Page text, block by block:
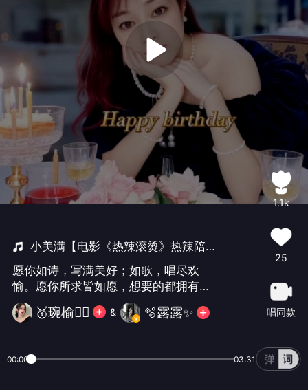
小美满【电影《热辣滚烫》热辣陪伴曲】
愿你如诗，写满美好；如歌，唱尽欢
愉。愿你所求皆如愿，想要的都拥有，
生日快乐！🎁赠送给@🫧露露✨#祝露露
生日快乐#
🥇琬榆🧚‍♀️ & 🫧露露✨
1.1k
25
唱同款
00:00 03:31